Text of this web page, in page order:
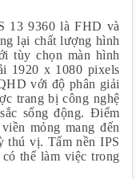
13 9360 là FHD và
lại chất lượng hình
tùy chọn màn hình
1920 x 1080 pixels
với độ phân giải
trang bị công nghệ
sống động. Điểm
mỏng mang đến
thú vị. Tấm nền IPS
thể làm việc trong